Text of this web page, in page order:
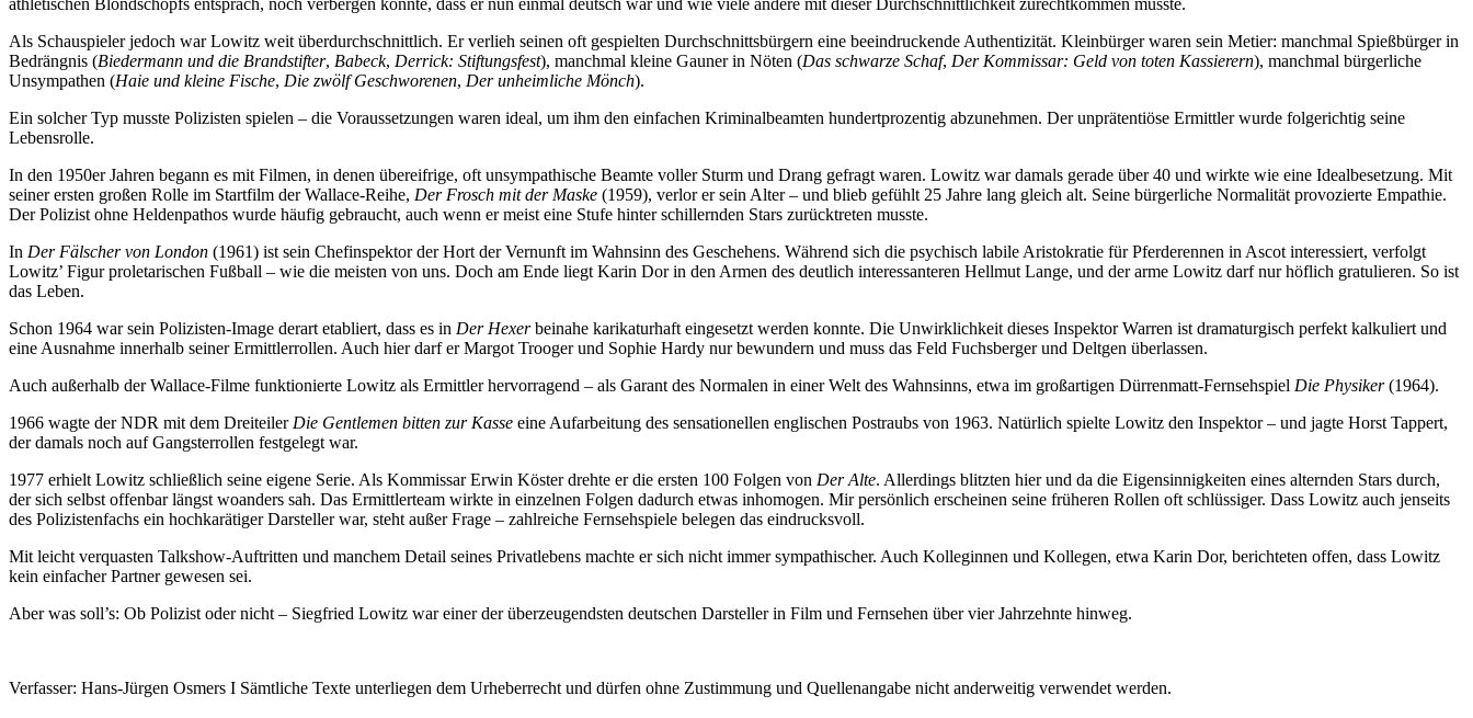
Als Schauspieler jedoch war Lowitz weit überdurchschnittlich. Er verlieh seinen oft gespielten Durchschnittsbürgern eine beeindruckende Authentizität. Kleinbürger waren sein Metier: manchmal Spießbürger in
Bedrängnis (Biedermann und die Brandstifter, Babeck, Derrick: Stiftungsfest), manchmal kleine Gauner in Nöten (Das schwarze Schaf, Der Kommissar: Geld von toten Kassierern), manchmal bürgerliche
Unsympathen (Haie und kleine Fische, Die zwölf Geschworenen, Der unheimliche Mönch).
Ein solcher Typ musste Polizisten spielen – die Voraussetzungen waren ideal, um ihm den einfachen Kriminalbeamten hundertprozentig abzunehmen. Der unprätentiöse Ermittler wurde folgerichtig seine
Lebensrolle.
In den 1950er Jahren begann es mit Filmen, in denen übereifrige, oft unsympathische Beamte voller Sturm und Drang gefragt waren. Lowitz war damals gerade über 40 und wirkte wie eine Idealbesetzung. Mit
seiner ersten großen Rolle im Startfilm der Wallace-Reihe, Der Frosch mit der Maske (1959), verlor er sein Alter – und blieb gefühlt 25 Jahre lang gleich alt. Seine bürgerliche Normalität provozierte Empathie.
Der Polizist ohne Heldenpathos wurde häufig gebraucht, auch wenn er meist eine Stufe hinter schillernden Stars zurücktreten musste.
In Der Fälscher von London (1961) ist sein Chefinspektor der Hort der Vernunft im Wahnsinn des Geschehens. Während sich die psychisch labile Aristokratie für Pferderennen in Ascot interessiert, verfolgt
Lowitz’ Figur proletarischen Fußball – wie die meisten von uns. Doch am Ende liegt Karin Dor in den Armen des deutlich interessanteren Hellmut Lange, und der arme Lowitz darf nur höflich gratulieren. So ist
das Leben.
Schon 1964 war sein Polizisten-Image derart etabliert, dass es in Der Hexerbeinahe karikaturhaft eingesetzt werden konnte. Die Unwirklichkeit dieses Inspektor Warren ist dramaturgisch perfekt kalkuliert und
eine Ausnahme innerhalb seiner Ermittlerrollen. Auch hier darf er Margot Trooger und Sophie Hardy nur bewundern und muss das Feld Fuchsberger und Deltgen überlassen.
Auch außerhalb der Wallace-Filme funktionierte Lowitz als Ermittler hervorragend – als Garant des Normalen in einer Welt des Wahnsinns, etwa im großartigen Dürrenmatt-Fernsehspiel Die Physiker(1964).
1966 wagte der NDR mit dem Dreiteiler Die Gentlemen bitten zur Kasse eine Aufarbeitung des sensationellen englischen Postraubs von 1963. Natürlich spielte Lowitz den Inspektor – und jagte Horst Tappert,
der damals noch auf Gangsterrollen festgelegt war.
1977 erhielt Lowitz schließlich seine eigene Serie. Als Kommissar Erwin Köster drehte er die ersten 100 Folgen von Der Alte. Allerdings blitzten hier und da die Eigensinnigkeiten eines alternden Stars durch,
der sich selbst offenbar längst woanders sah. Das Ermittlerteam wirkte in einzelnen Folgen dadurch etwas inhomogen. Mir persönlich erscheinen seine früheren Rollen oft schlüssiger. Dass Lowitz auch jenseits
des Polizistenfachs ein hochkarätiger Darsteller war, steht außer Frage – zahlreiche Fernsehspiele belegen das eindrucksvoll.
Mit leicht verquasten Talkshow-Auftritten und manchem Detail seines Privatlebens machte er sich nicht immer sympathischer. Auch Kolleginnen und Kollegen, etwa Karin Dor, berichteten offen, dass Lowitz
kein einfacher Partner gewesen sei.
Aber was soll’s: Ob Polizist oder nicht – Siegfried Lowitz war einer der überzeugendsten deutschen Darsteller in Film und Fernsehen über vier Jahrzehnte hinweg.
Verfasser: Hans-Jürgen Osmers I Sämtliche Texte unterliegen dem Urheberrecht und dürfen ohne Zustimmung und Quellenangabe nicht anderweitig verwendet werden.